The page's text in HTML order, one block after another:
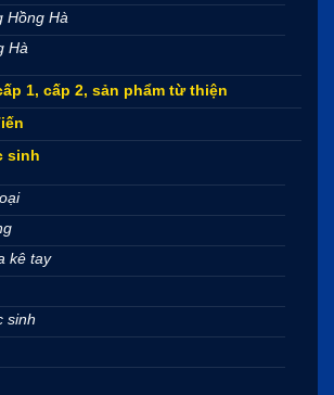
Hồng Hà
Hà
1, cấp 2, sản phẩm từ thiện
sinh
kê tay
sinh